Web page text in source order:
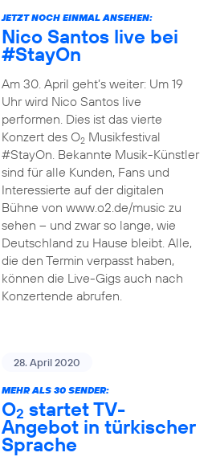
JETZT NOCH EINMAL ANSEHEN:
Nico Santos live bei
#StayOn
Am 30. April geht’s weiter: Um 19
Uhr wird Nico Santos live
performen. Dies ist das vierte
Konzert des O2Musikfestival
#StayOn. Bekannte Musik-Künstler
sind für alle Kunden, Fans und
Interessierte auf der digitalen
Bühne von www.o2.de/music zu
sehen – und zwar so lange, wie
Deutschland zu Hause bleibt. Alle,
die den Termin verpasst haben,
können die Live-Gigs auch nach
Konzertende abrufen.
28. April 2020
MEHR ALS 30 SENDER:
O2 startet TV-
Angebot in türkischer
Sprache